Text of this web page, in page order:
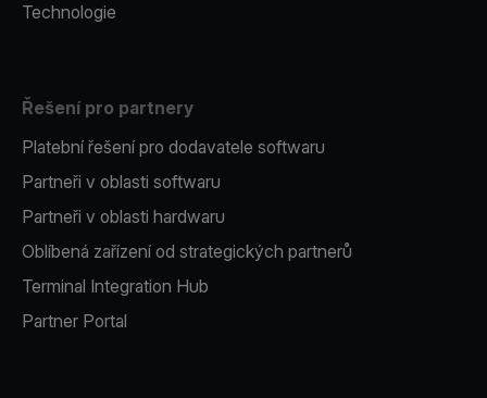
Technologie
Řešení pro partnery
Platební řešení pro dodavatele softwaru
Partneři v oblasti softwaru
Partneři v oblasti hardwaru
Oblíbená zařízení od strategických partnerů
Terminal Integration Hub
Partner Portal